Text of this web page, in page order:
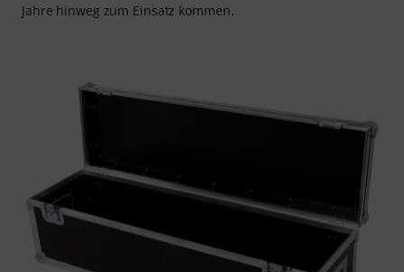
Jahre hinweg zum Einsatz kommen.